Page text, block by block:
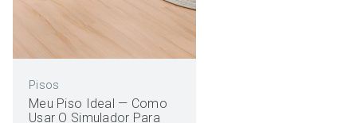
Pisos
Meu Piso Ideal — Como
Usar O Simulador Para